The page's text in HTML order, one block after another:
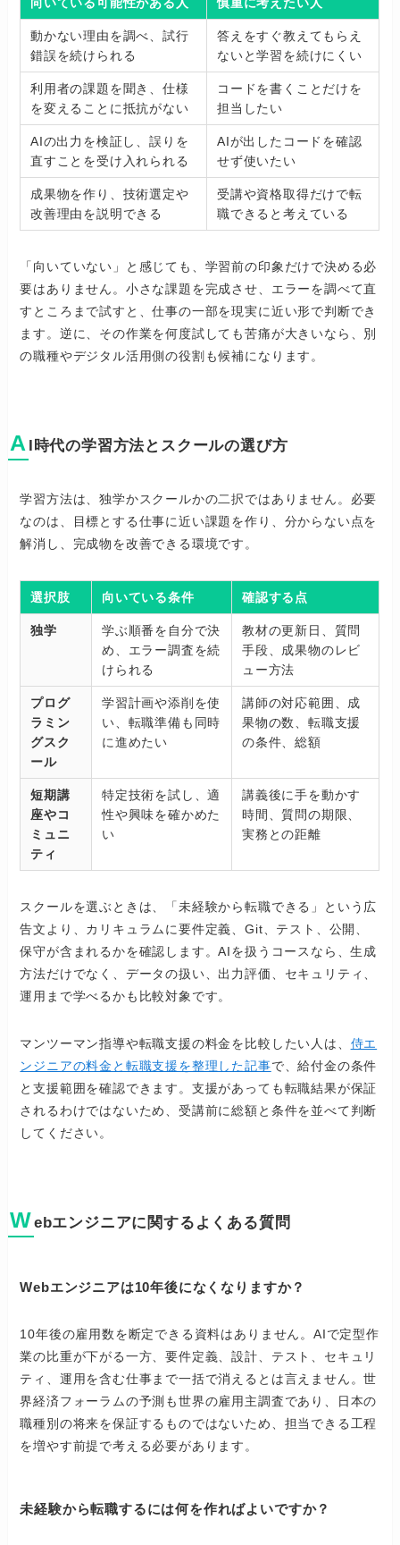
動かない理由を調べ、試行
錯誤を続けられる
答えをすぐ教えてもらえ
ないと学習を続けにくい
利用者の課題を聞き、仕様
を変えることに抵抗がない
コードを書くことだけを
担当したい
AIの出力を検証し、誤りを
直すことを受け入れられる
AIが出したコードを確認
せず使いたい
成果物を作り、技術選定や
改善理由を説明できる
受講や資格取得だけで転
職できると考えている
「向いていない」と感じても、学習前の印象だけで決める必
要はありません。小さな課題を完成させ、エラーを調べて直
すところまで試すと、仕事の一部を現実に近い形で判断でき
ます。逆に、その作業を何度試しても苦痛が大きいなら、別
の職種やデジタル活用側の役割も候補になります。
A I時代の学習方法とスクールの選び方
学習方法は、独学かスクールかの二択ではありません。必要
なのは、目標とする仕事に近い課題を作り、分からない点を
解消し、完成物を改善できる環境です。
選択肢 向いている条件 確認する点
独学
学ぶ順番を自分で決
め、エラー調査を続
けられる
教材の更新日、質問
手段、成果物のレビ
ュー方法
プログ
ラミン
グスク
ール
学習計画や添削を使
い、転職準備も同時
に進めたい
講師の対応範囲、成
果物の数、転職支援
の条件、総額
短期講
座やコ
ミュニ
ティ
特定技術を試し、適
性や興味を確かめた
い
講義後に手を動かす
時間、質問の期限、
実務との距離
スクールを選ぶときは、「未経験から転職できる」という広
告文より、カリキュラムに要件定義、Git、テスト、公開、
保守が含まれるかを確認します。AIを扱うコースなら、生成
方法だけでなく、データの扱い、出力評価、セキュリティ、
運用まで学べるかも比較対象です。
マンツーマン指導や転職支援の料金を比較したい人は、 侍エ
ンジニアの料金と転職支援を整理した記事で、給付金の条件
と支援範囲を確認できます。支援があっても転職結果が保証
されるわけではないため、受講前に総額と条件を並べて判断
してください。
Webエンジニアに関するよくある質問
Webエンジニアは10年後になくなりますか？
10年後の雇用数を断定できる資料はありません。AIで定型作
業の比重が下がる一方、要件定義、設計、テスト、セキュリ
ティ、運用を含む仕事まで一括で消えるとは言えません。世
界経済フォーラムの予測も世界の雇用主調査であり、日本の
職種別の将来を保証するものではないため、担当できる工程
を増やす前提で考える必要があります。
未経験から転職するには何を作ればよいですか？